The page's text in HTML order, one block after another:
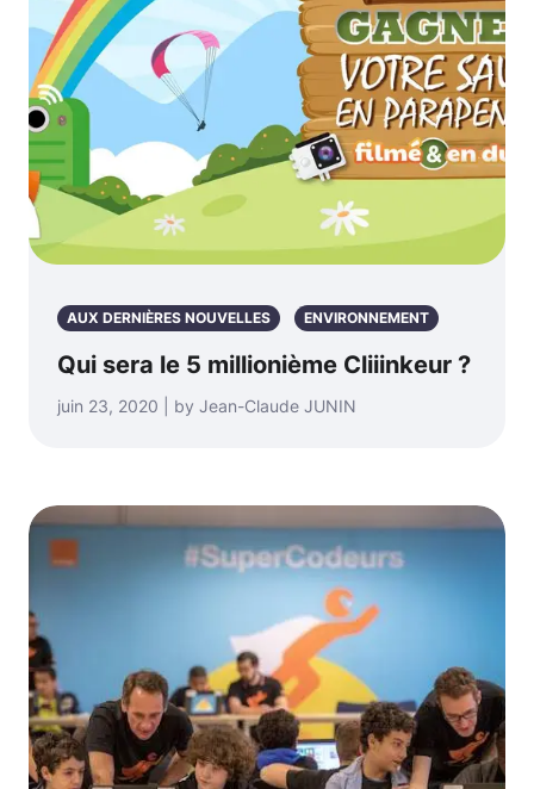
AUX DERNIÈRES NOUVELLES ENVIRONNEMENT
Qui sera le 5 millionième Cliiinkeur ?
juin 23, 2020 | by Jean-Claude JUNIN